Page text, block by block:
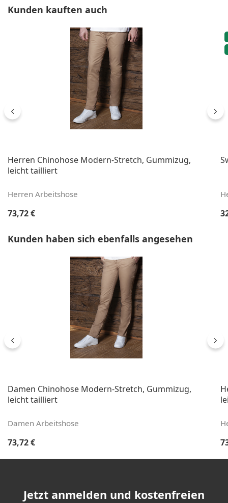
Produktgalerie überspringen
Kunden kauften auch
Herren Chinohose Modern-Stretch, Gummizug,
leicht tailliert
Herren Arbeitshose
Regulärer Preis:
73,72 €
Produktgalerie überspringen
Kunden haben sich ebenfalls angesehen
Damen Chinohose Modern-Stretch, Gummizug,
leicht tailliert
Damen Arbeitshose
Regulärer Preis:
73,72 €
Jetzt anmelden und kostenfreien